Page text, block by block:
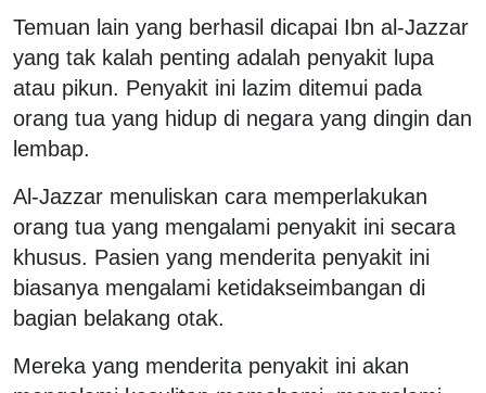
Temuan lain yang berhasil dicapai Ibn al-Jazzar
yang tak kalah penting adalah penyakit lupa
atau pikun. Penyakit ini lazim ditemui pada
orang tua yang hidup di negara yang dingin dan
lembap.
Al-Jazzar menuliskan cara memperlakukan
orang tua yang mengalami penyakit ini secara
khusus. Pasien yang menderita penyakit ini
biasanya mengalami ketidakseimbangan di
bagian belakang otak.
Mereka yang menderita penyakit ini akan